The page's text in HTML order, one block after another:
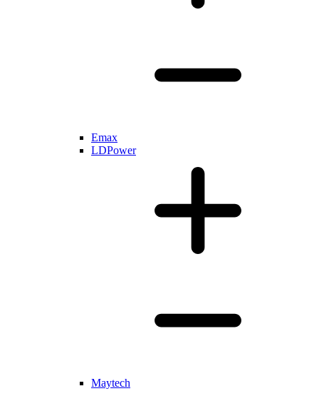
Emax
LDPower
Maytech